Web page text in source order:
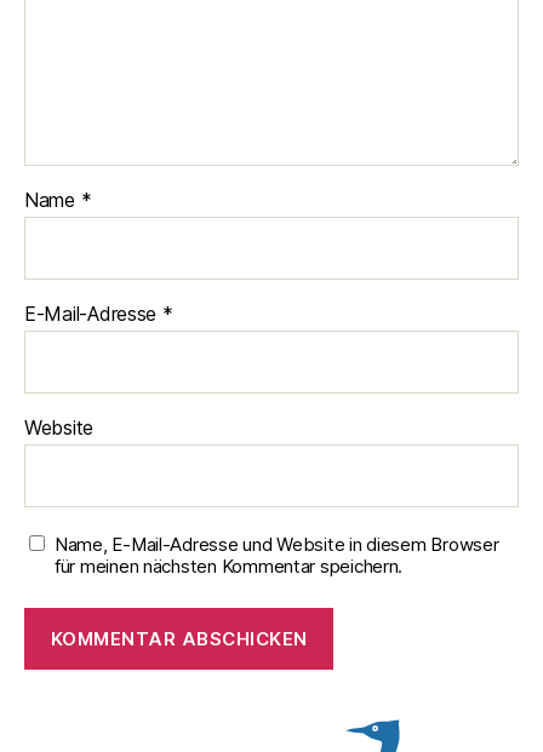
Name *
E-Mail-Adresse *
Website
Name, E-Mail-Adresse und Website in diesem Browser
für meinen nächsten Kommentar speichern.